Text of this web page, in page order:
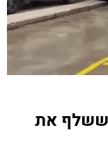
ששלף את